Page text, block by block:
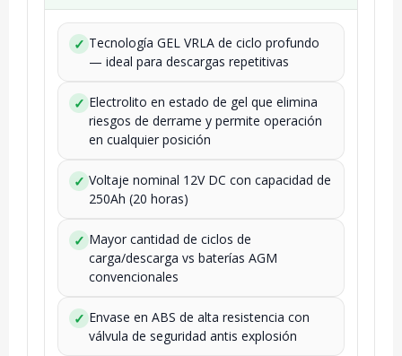
✓ Tecnología GEL VRLA de ciclo profundo
— ideal para descargas repetitivas
✓ Electrolito en estado de gel que elimina
riesgos de derrame y permite operación
en cualquier posición
✓ Voltaje nominal 12V DC con capacidad de
250Ah (20 horas)
✓ Mayor cantidad de ciclos de
carga/descarga vs baterías AGM
convencionales
✓ Envase en ABS de alta resistencia con
válvula de seguridad antis explosión